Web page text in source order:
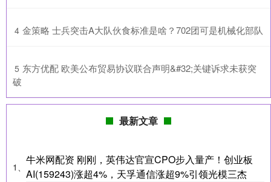
4 ​金策略 士兵突击A大队伙食标准是啥？702团可是机械化部队
5 ​东方优配 欧美公布贸易协议联合声明&#32;关键诉求未获突
破
最新文章
1、
牛米网配资 刚刚，英伟达官宣CPO步入量产！创业板
AI(159243)涨超4%，天孚通信涨超9%引领光模三杰